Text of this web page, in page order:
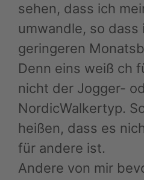
sehen, dass ich
umwandle, so dass
geringeren
Denn eins weiß ch
nicht der Jogger-
NordicWalkertyp.
heißen, dass es
für andere ist.
Andere von mir